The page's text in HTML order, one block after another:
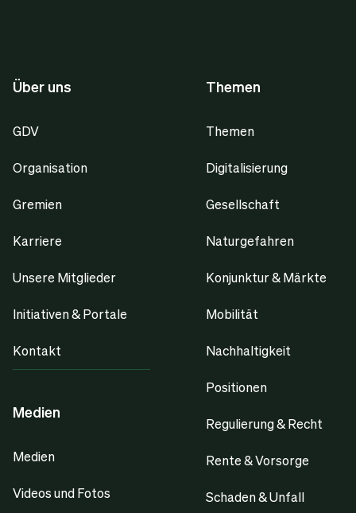
Über uns
GDV
Organisation
Gremien
Karriere
Unsere Mitglieder
Initiativen & Portale
Kontakt
Medien
Medien
Videos und Fotos
Themen
Themen
Digitalisierung
Gesellschaft
Naturgefahren
Konjunktur & Märkte
Mobilität
Nachhaltigkeit
Positionen
Regulierung & Recht
Rente & Vorsorge
Schaden & Unfall